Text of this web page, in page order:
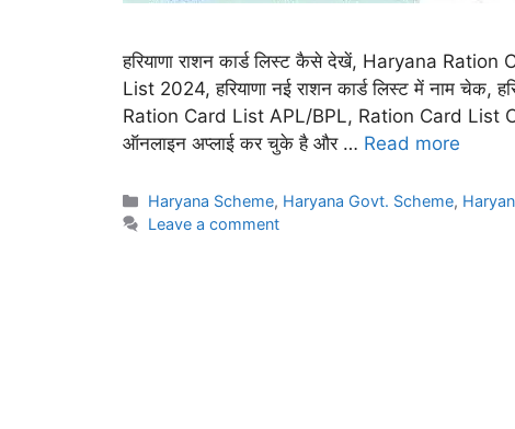
हरियाणा राशन कार्ड लिस्ट कैसे देखें, Haryana
List 2024, हरियाणा नई राशन कार्ड लिस्ट में नाम चेक,
Ration Card List APL/BPL, Ration Card List
ऑनलाइन अप्लाई कर चुके है और … Read more
Categories
Haryana Scheme, Haryana Govt. Scheme,
Leave a comment